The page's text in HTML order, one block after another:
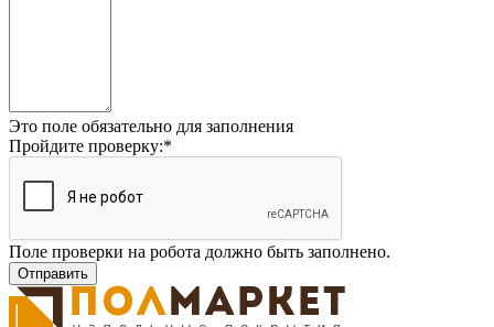
Это поле обязательно для заполнения
Пройдите проверку:*
Поле проверки на робота должно быть заполнено.